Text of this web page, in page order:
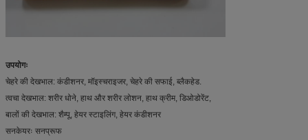
उपयोगः
चेहरे की देखभाल: कंडीशनर, मॉइस्चराइजर, चेहरे की सफाई, ब्लैकहेड.
त्वचा देखभाल: शरीर धोने, हाथ और शरीर लोशन, हाथ क्रीम, डिओडोरेंट,
बालों की देखभाल: शैम्पू, हेयर स्टाइलिंग, हेयर कंडीशनर
सनकेयरः सनप्रूफ